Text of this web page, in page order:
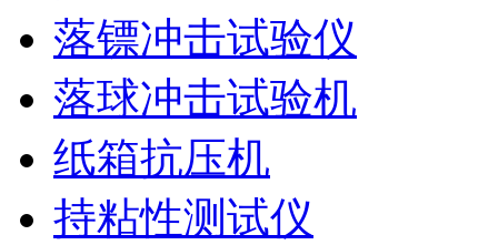
落镖冲击试验仪
落球冲击试验机
纸箱抗压机
持粘性测试仪